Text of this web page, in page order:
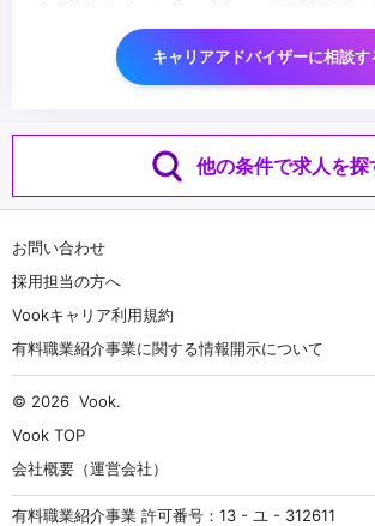
キャリアアドバイザーに相談す
他の条件で求人を探
お問い合わせ
採用担当の方へ
Vookキャリア利用規約
有料職業紹介事業に関する情報開示について
© 2026 Vook.
Vook TOP
会社概要（運営会社）
有料職業紹介事業 許可番号：13 - ユ - 312611